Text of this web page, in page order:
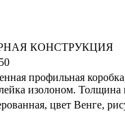
КОНСТРУКЦИЯ
профильная
изолоном.
цвет Венге,